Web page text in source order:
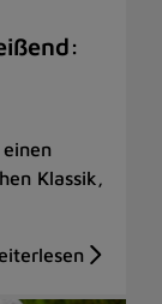
Klassik,